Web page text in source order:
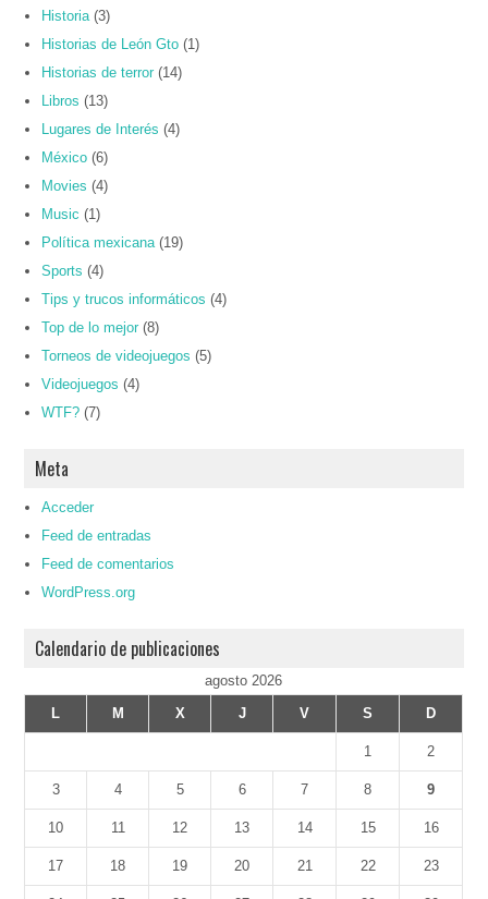
Historia (3)
Historias de León Gto (1)
Historias de terror (14)
Libros (13)
Lugares de Interés (4)
México (6)
Movies (4)
Music (1)
Política mexicana (19)
Sports (4)
Tips y trucos informáticos (4)
Top de lo mejor (8)
Torneos de videojuegos (5)
Videojuegos (4)
WTF? (7)
Meta
Acceder
Feed de entradas
Feed de comentarios
WordPress.org
Calendario de publicaciones
agosto 2026
L
M X J V S D
1 2
3 4 5 6 7 8 9
10 11 12 13 14 15 16
17 18 19 20 21 22 23